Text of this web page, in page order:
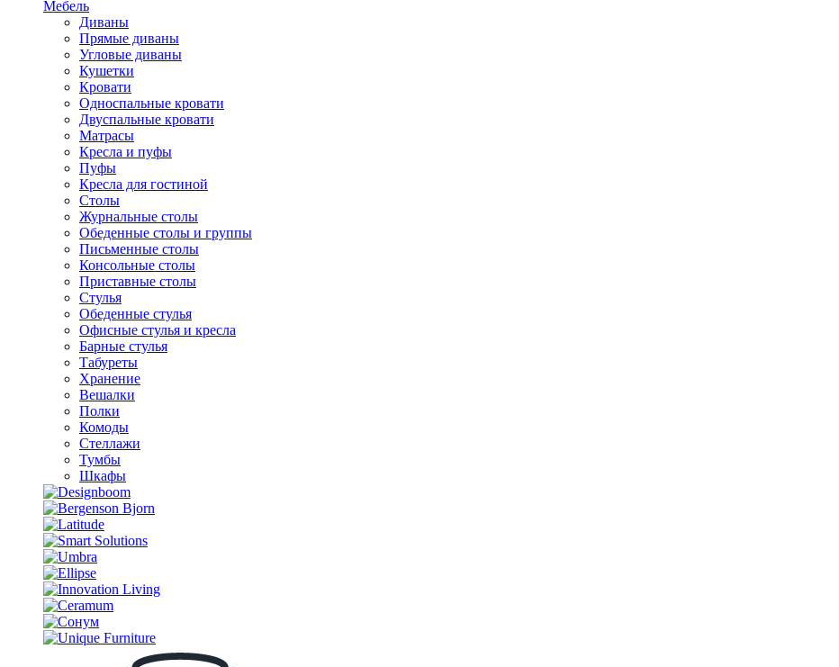
Мебель
Диваны
Прямые диваны
Угловые диваны
Кушетки
Кровати
Односпальные кровати
Двуспальные кровати
Матрасы
Кресла и пуфы
Пуфы
Кресла для гостиной
Столы
Журнальные столы
Обеденные столы и группы
Письменные столы
Консольные столы
Приставные столы
Стулья
Обеденные стулья
Офисные стулья и кресла
Барные стулья
Табуреты
Хранение
Вешалки
Полки
Комоды
Стеллажи
Тумбы
Шкафы